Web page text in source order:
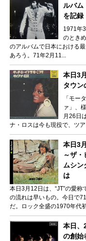
ルバム
を記録
1971年
のとき
のアルバムで日本における
あろう。71年2月11...
本日3
タウン
「モー
ァ」、
月26日
ナ・ロスは今も現役で、ツ
本日3
～ザ
ムシン
は
本日3月12日は、“JT”の愛
の流れは早いもの。今日で
だ。ロック全盛の1970年代
本日、
の創始